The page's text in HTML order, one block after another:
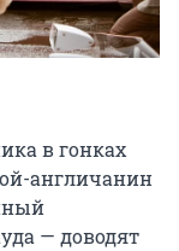
в гонках
англичанин
— доводят